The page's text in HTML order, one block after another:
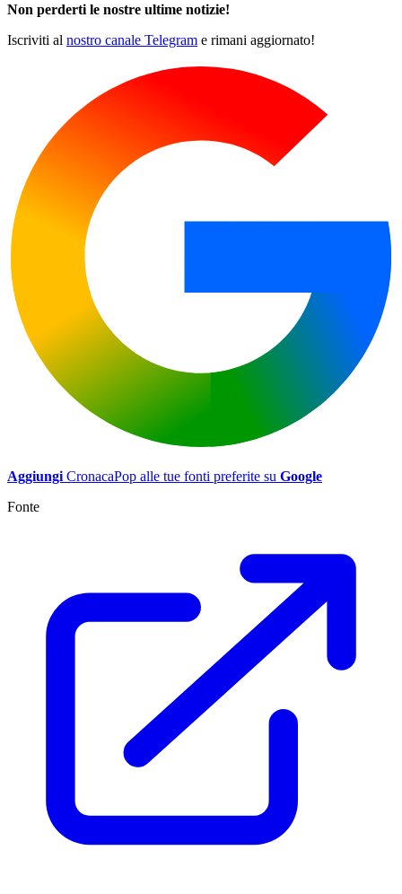
Non perderti le nostre ultime notizie!
Iscriviti al nostro canale Telegram e rimani aggiornato!
Aggiungi CronacaPop alle tue fonti preferite su Google
Fonte